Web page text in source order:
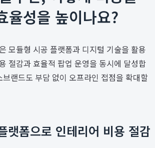
율성을 높이나요?
모듈형 시공 플랫폼과 디지털 기술을 활용
절감과 효율적 팝업 운영을 동시에 달성합
랜드도 부담 없이 오프라인 접점을 확대할
랫폼으로 인테리어 비용 절감